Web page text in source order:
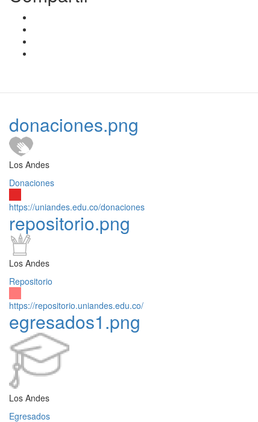
donaciones.png
Los Andes
Donaciones
https://uniandes.edu.co/donaciones
repositorio.png
Los Andes
Repositorio
https://repositorio.uniandes.edu.co/
egresados1.png
Los Andes
Egresados